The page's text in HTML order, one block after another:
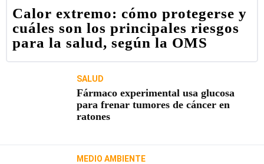
Calor extremo: cómo protegerse y
cuáles son los principales riesgos
para la salud, según la OMS
SALUD
Fármaco experimental usa glucosa
para frenar tumores de cáncer en
ratones
MEDIO AMBIENTE